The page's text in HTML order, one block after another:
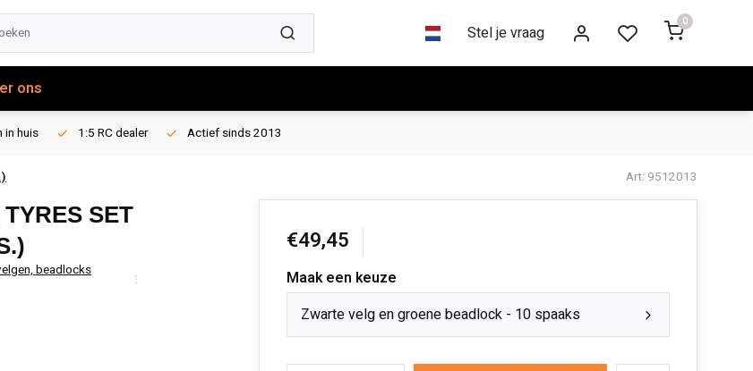
Stel je vraag
0
ons
in huis 1:5 RC dealer Actief sinds 2013
Art: 9512013
SET
beadlocks
€49,45
Maak een keuze
Zwarte velg en groene beadlock - 10 spaaks